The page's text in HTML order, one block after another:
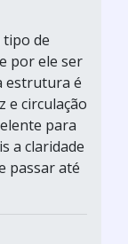
de
por ele ser
estrutura é
e circulação
para
a claridade
passar até